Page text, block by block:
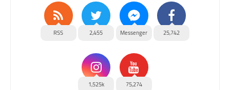
25,742
Messenger
2,455
RSS
75,274
1,525k